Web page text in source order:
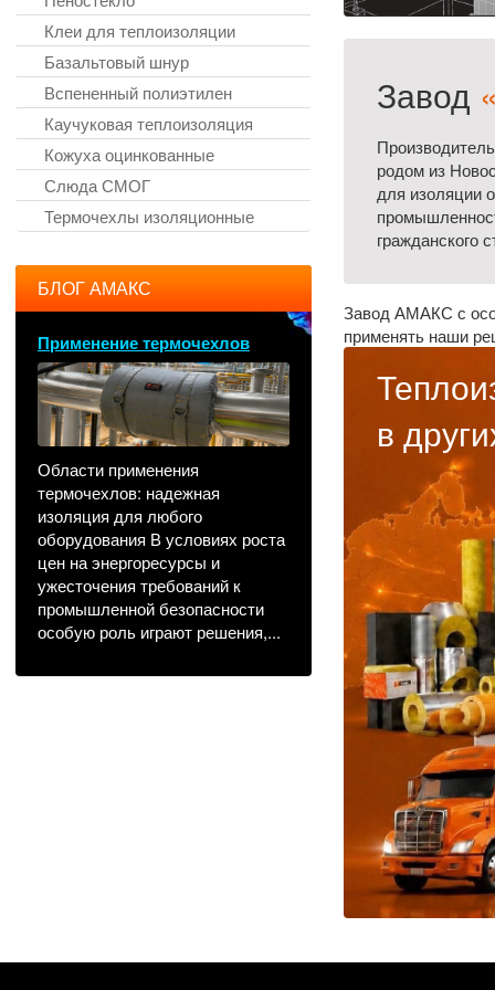
Завод
родом из
для изоляции
гражданского
Завод АМАКС с
применять наши
в
Клеи для теплоизоляции
Базальтовый шнур
Вспененный полиэтилен
Каучуковая теплоизоляция
Кожуха оцинкованные
Слюда СМОГ
Термочехлы изоляционные
БЛОГ АМАКС
Применение термочехлов
Области применения
термочехлов: надежная
изоляция для любого
оборудования В условиях роста
цен на энергоресурсы и
ужесточения требований к
промышленной безопасности
особую роль играют решения,...